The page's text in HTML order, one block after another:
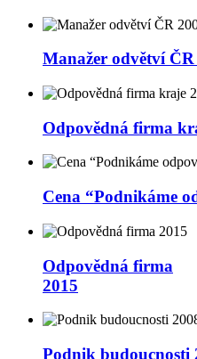
Manažer odvětví ČR
Odpovědná firma
Cena “Podnikáme
Odpovědná firma
2015
Podnik budoucnosti